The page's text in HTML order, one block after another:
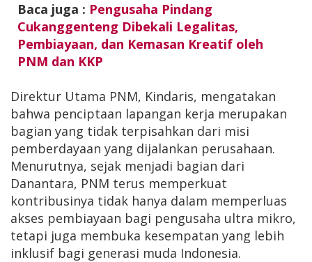
Baca juga : Pengusaha Pindang
Cukanggenteng Dibekali Legalitas,
Pembiayaan, dan Kemasan Kreatif oleh
PNM dan KKP
Direktur Utama PNM, Kindaris, mengatakan
bahwa penciptaan lapangan kerja merupakan
bagian yang tidak terpisahkan dari misi
pemberdayaan yang dijalankan perusahaan.
Menurutnya, sejak menjadi bagian dari
Danantara, PNM terus memperkuat
kontribusinya tidak hanya dalam memperluas
akses pembiayaan bagi pengusaha ultra mikro,
tetapi juga membuka kesempatan yang lebih
inklusif bagi generasi muda Indonesia.